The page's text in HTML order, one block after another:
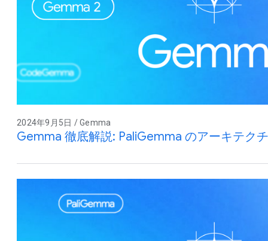
2024年9月5日 / Gemma
Gemma 徹底解説: PaliGemma のアーキテク